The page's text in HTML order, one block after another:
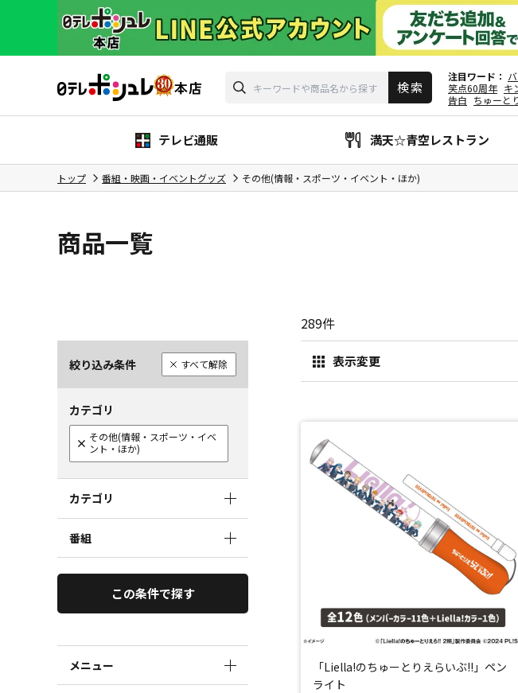
注目ワード
笑点60周年 キ
告白 ちゅーと
テレビ通販 満天☆青空レストラン
トップ 番組・映画・イベントグッズ その他(情報・スポーツ・イベント・ほか)
商品一覧
絞り込み条件 すべて解除
カテゴリ
その他(情報・スポーツ・イベ
ント・ほか)
カテゴリ
番組
この条件で探す
メニュー
289件
表示変更
「Liella!のちゅーとりえらいぶ!!」ペン
ライト